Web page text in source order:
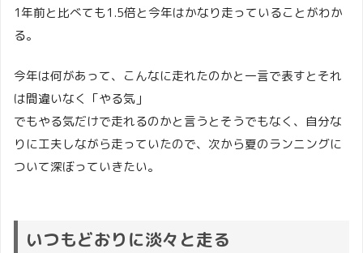
1年前と比べても1.5倍と今年はかなり走っていることがわか
る。
今年は何があって、こんなに走れたのかと一言で表すとそれ
は間違いなく「やる気」
でもやる気だけで走れるのかと言うとそうでもなく、自分な
りに工夫しながら走っていたので、次から夏のランニングに
ついて深ぼっていきたい。
いつもどおりに淡々と走る